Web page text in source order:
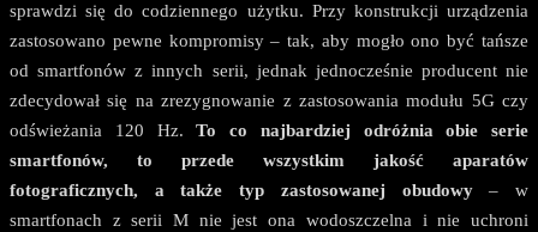
sprawdzi się do codziennego użytku. Przy konstrukcji urządzenia
zastosowano pewne kompromisy – tak, aby mogło ono być tańsze
od smartfonów z innych serii, jednak jednocześnie producent nie
zdecydował się na zrezygnowanie z zastosowania modułu 5G czy
odświeżania 120 Hz.To co najbardziej odróżnia obie serie
smartfonów, to przede wszystkim jakość aparatów
fotograficznych, a także typ zastosowanej obudowy– w
smartfonach z serii M nie jest ona wodoszczelna i nie uchroni